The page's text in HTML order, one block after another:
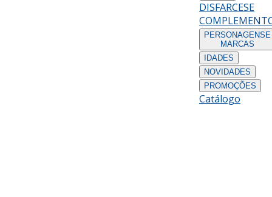
DISFARCESE
PERSONAGENS E
MARCAS
IDADES
NOVIDADES
PROMOÇÕES
Catálogo